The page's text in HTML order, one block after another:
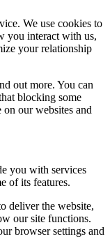
We use cookies to
you interact with us,
your relationship
out more. You can
blocking some
our websites and
you with services
of its features.
deliver the website,
our site functions.
browser settings and